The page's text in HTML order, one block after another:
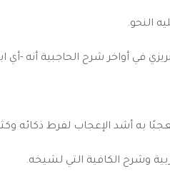
في أواخر شرح الحاجبية أنه -أي